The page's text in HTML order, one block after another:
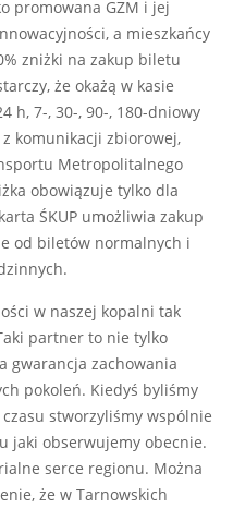
promowana GZM i jej
a mieszkańcy
zniżki na zakup biletu
że okażą w kasie
h, 7-, 30-, 90-, 180-dniowy
komunikacji zbiorowej,
Metropolitalnego
obowiązuje tylko dla
ŚKUP umożliwia zakup
od biletów normalnych i
w naszej kopalni tak
partner to nie tylko
gwarancja zachowania
pokoleń. Kiedyś byliśmy
stworzyliśmy wspólnie
jaki obserwujemy obecnie.
serce regionu. Można
że w Tarnowskich